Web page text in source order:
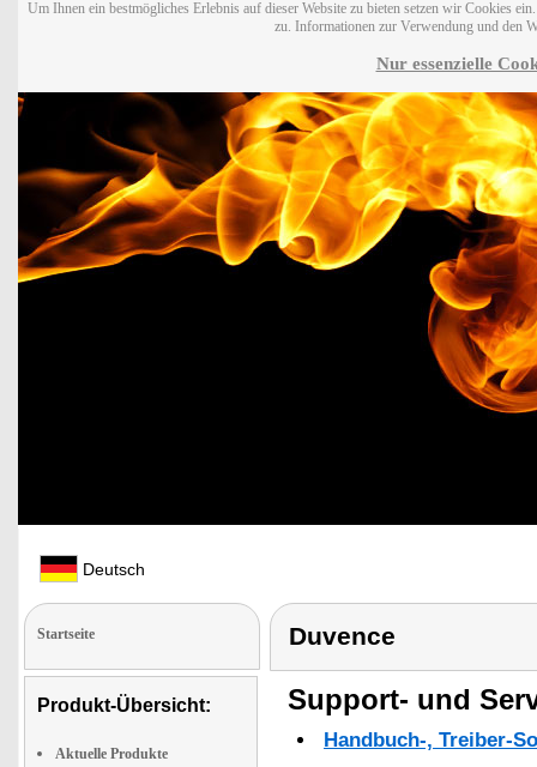
Um Ihnen ein bestmögliches Erlebnis auf dieser Website zu bieten setzen wir Cookies
zu. Informationen zur Verwendung und den
Nur essenzielle
Deutsch
Startseite
Produkt-Übersicht:
Aktuelle Produkte
Duvence
Support- und
Handbuch-, Treiber-